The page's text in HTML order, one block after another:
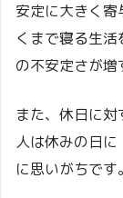
安定に大きく
くまで寝る生
の不安定さが増
また、休日に対
人は休みの日
に思いがちです。